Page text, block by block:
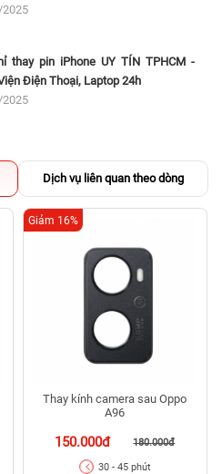
thay pin iPhone UY TÍN TPHCM -
Điện Thoại, Laptop 24h
Dịch vụ liên quan theo dòng
Thay kính camera sau Oppo
A96
150.000đ 180.000đ
Giảm 16%
30 - 45 phút